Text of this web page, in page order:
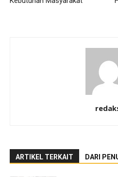
ARTIKEL TERKAIT DARI